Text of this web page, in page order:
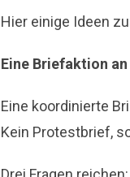
Hier einige Ideen
Eine Briefaktion
Eine koordinierte
Kein Protestbrief,